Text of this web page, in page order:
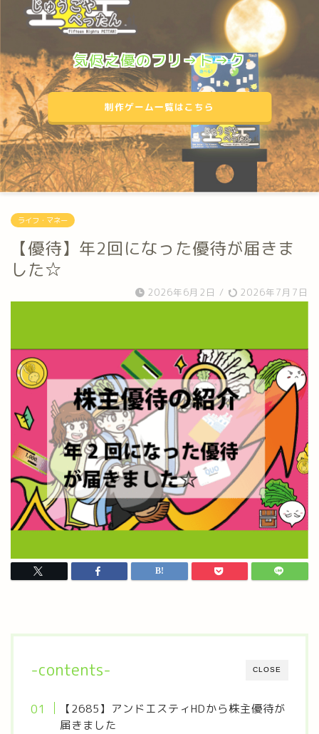
気侭之優のフリ→ト→ク
制作ゲーム一覧はこちら
ライフ・マネー
【優待】年2回になった優待が届きま
した☆
2026年6月2日 / 2026年7月7日
CLOSE
-contents-
【2685】アンドエスティHDから株主優待が
届きました